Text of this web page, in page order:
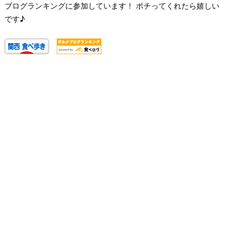
ブログランキングに参加しています！ ポチってくれたら嬉しい
です♪